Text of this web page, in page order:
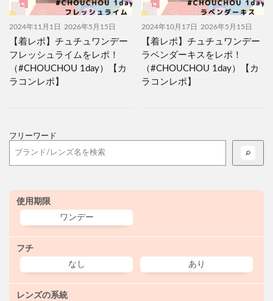
2024年11月1日 2026年5月15日
【着レポ】チュチュワンデー
フレッシュライムをレポ！
（#CHOUCHOU 1day）【カ
ラコンレポ】
2024年10月17日 2026年5月15日
【着レポ】チュチュワンデー
ラベンダーキスをレポ！
（#CHOUCHOU 1day）【カ
ラコンレポ】
フリーワード
使用期限
ワンデー
フチ
なし
あり
レンズの系統